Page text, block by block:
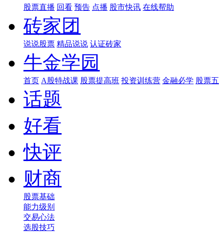
股票直播 回看 预告 点播 股市快讯 在线帮助
砖家团
说说股票 精品说说 认证砖家
牛金学园
首页 A股特战课 股票提高班 投资训练营 金融必学 股票
话题
好看
快评
财商
股票基础
能力级别
交易心法
选股技巧